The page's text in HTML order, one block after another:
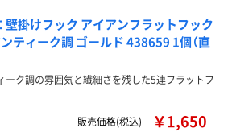
壁掛けフック アイアンフラットフック
ティーク調 ゴールド 438659 1個（直
ーク調の雰囲気と繊細さを残した5連フラットフ
販売価格(税込)
￥1,650